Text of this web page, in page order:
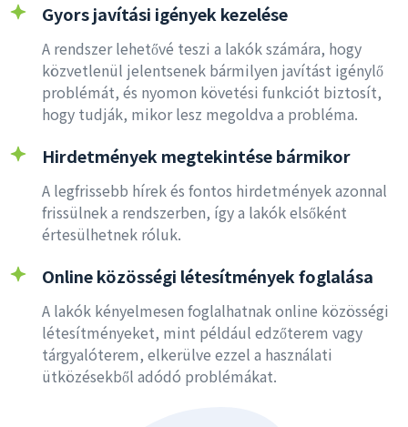
Gyors javítási igények kezelése
A rendszer lehetővé teszi a lakók számára, hogy
közvetlenül jelentsenek bármilyen javítást igénylő
problémát, és nyomon követési funkciót biztosít,
hogy tudják, mikor lesz megoldva a probléma.
Hirdetmények megtekintése bármikor
A legfrissebb hírek és fontos hirdetmények azonnal
frissülnek a rendszerben, így a lakók elsőként
értesülhetnek róluk.
Online közösségi létesítmények foglalása
A lakók kényelmesen foglalhatnak online közösségi
létesítményeket, mint például edzőterem vagy
tárgyalóterem, elkerülve ezzel a használati
ütközésekből adódó problémákat.